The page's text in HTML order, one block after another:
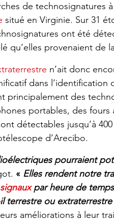
de tech­no­si­gna­tures
situé en Virgi­nie. Sur 31
ont été
qu’elles prove­naient de
n’ait donc
dans
prin­ci­pa­le­ment des
portables, des
détec­tables jusqu’à
d’Are­cibo.
pour­raient
« Elles rendent notre
signaux par heure de
terrestre ou extra­ter­restre
amélio­ra­tions à leur